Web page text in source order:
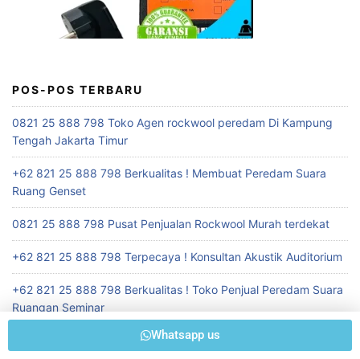
POS-POS TERBARU
0821 25 888 798 Toko Agen rockwool peredam Di Kampung
Tengah Jakarta Timur
+62 821 25 888 798 Berkualitas ! Membuat Peredam Suara
Ruang Genset
0821 25 888 798 Pusat Penjualan Rockwool Murah terdekat
+62 821 25 888 798 Terpecaya ! Konsultan Akustik Auditorium
+62 821 25 888 798 Berkualitas ! Toko Penjual Peredam Suara
Ruangan Seminar
Whatsapp us